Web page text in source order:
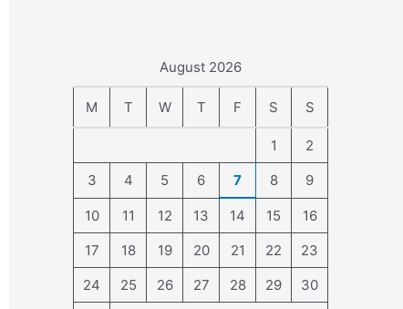
August 2026
M T W T F S S
1
2
3
4 5 6 7 8 9
10 11 12 13 14 15
16
17
18 19 20 21 22
23
24
25 26 27 28 29
30